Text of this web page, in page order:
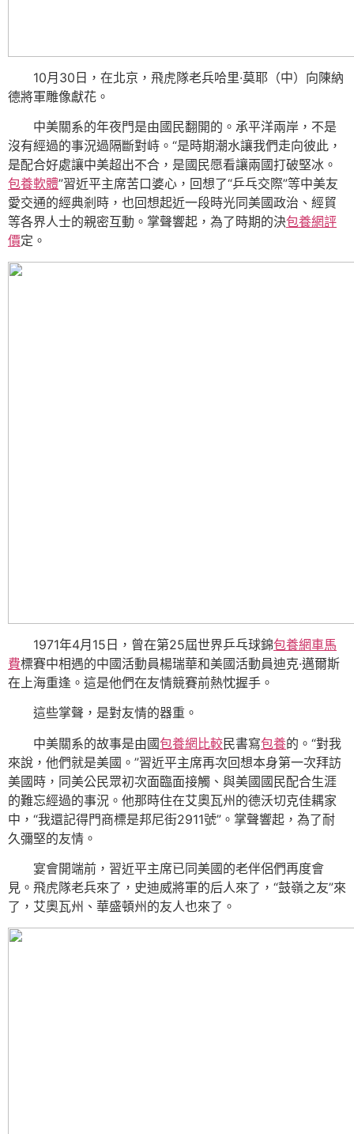
10月30日，在北京，飛虎隊老兵哈里·莫耶（中）向陳納
德將軍雕像獻花。
中美關系的年夜門是由國民翻開的。承平洋兩岸，不是
沒有經過的事況過隔斷對峙。“是時期潮水讓我們走向彼此，
是配合好處讓中美超出不合，是國民愿看讓兩國打破堅冰。
包養軟體”習近平主席苦口婆心，回想了“乒乓交際”等中美友
愛交通的經典剎時，也回想起近一段時光同美國政治、經貿
等各界人士的親密互動。掌聲響起，為了時期的決包養網評
價定。
1971年4月15日，曾在第25屆世界乒乓球錦包養網車馬
費標賽中相遇的中國活動員楊瑞華和美國活動員迪克·邁爾斯
在上海重逢。這是他們在友情競賽前熱忱握手。
這些掌聲，是對友情的器重。
中美關系的故事是由國包養網比較民書寫包養的。“對我
來說，他們就是美國。”習近平主席再次回想本身第一次拜訪
美國時，同美公民眾初次面臨面接觸、與美國國民配合生涯
的難忘經過的事況。他那時住在艾奧瓦州的德沃切克佳耦家
中，“我還記得門商標是邦尼街2911號”。掌聲響起，為了耐
久彌堅的友情。
宴會開端前，習近平主席已同美國的老伴侶們再度會
見。飛虎隊老兵來了，史迪威將軍的后人來了，“鼓嶺之友”來
了，艾奧瓦州、華盛頓州的友人也來了。